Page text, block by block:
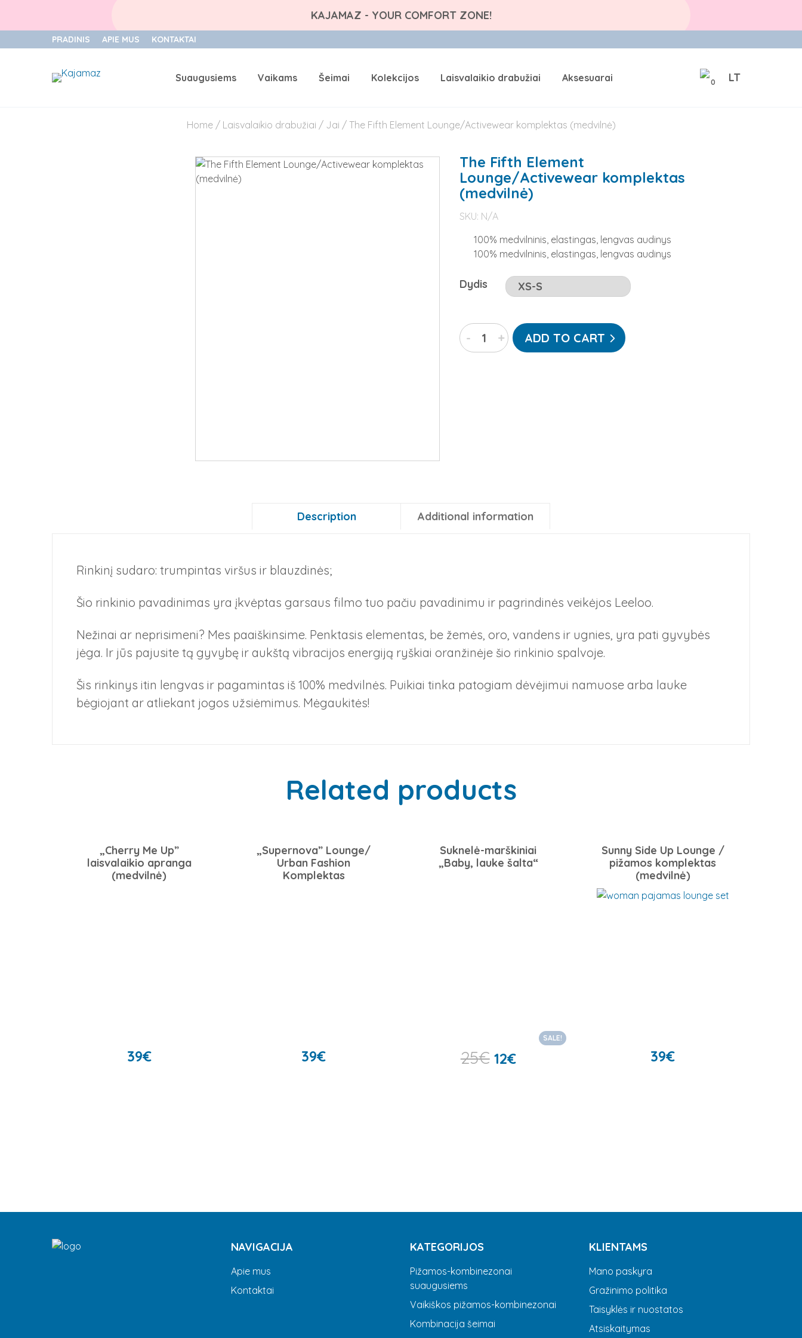
KAJAMAZ - YOUR COMFORT ZONE!
PRADINIS APIE MUS KONTAKTAI
Suaugusiems Vaikams Šeimai Kolekcijos Laisvalaikio drabužiai Aksesuarai 0 LT
Home/ Laisvalaikio drabužiai / Jai / The Fifth Element Lounge/Activewear komplektas (medvilnė)
The Fifth Element
Lounge/Activewear komplektas
(medvilnė)
SKU: N/A
100% medvilninis, elastingas, lengvas audinys
100% medvilninis, elastingas, lengvas audinys
Dydis
The
Fifth
- + ADD TO CART
Description Additional information
Rinkinį sudaro: trumpintas viršus ir blauzdinės;
Šio rinkinio pavadinimas yra įkvėptas garsaus filmo tuo pačiu pavadinimu ir pagrindinės veikėjos Leeloo.
Nežinai ar neprisimeni? Mes paaiškinsime. Penktasis elementas, be žemės, oro, vandens ir ugnies, yra pati gyvybės
jėga. Ir jūs pajusite tą gyvybę ir aukštą vibracijos energiją ryškiai oranžinėje šio rinkinio spalvoje.
Šis rinkinys itin lengvas ir pagamintas iš 100% medvilnės. Puikiai tinka patogiam dėvėjimui namuose arba lauke
bėgiojant ar atliekant jogos užsiėmimus. Mėgaukitės!
Related products
„Cherry Me Up”
laisvalaikio apranga
(medvilnė)
39€
„Supernova” Lounge/
Urban Fashion
Komplektas
39€
Suknelė-marškiniai
„Baby, lauke šalta“
SALE!
25€ 12€
Sunny Side Up Lounge /
pižamos komplektas
(medvilnė)
39€
NAVIGACIJA
Apie mus
Kontaktai
KATEGORIJOS
Pižamos-kombinezonai
suaugusiems
Vaikiškos pižamos-kombinezonai
Kombinacija šeimai
KLIENTAMS
Mano paskyra
Gražinimo politika
Taisyklės ir nuostatos
Atsiskaitymas